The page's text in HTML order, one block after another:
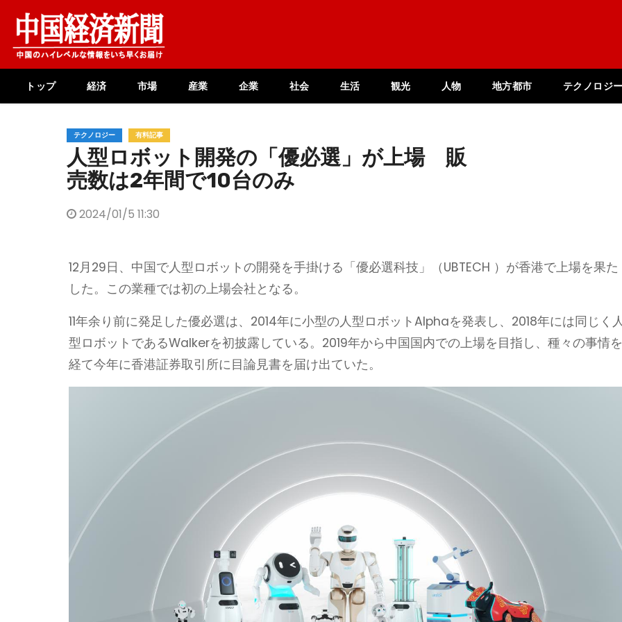
content
トップ 経済 市場 産業 企業 社会 生活 観光 人物 地方都市 テクノロジ
テクノロジー 有料記事
人型ロボット開発の「優必選」が上場 販
売数は2年間で10台のみ
2024/01/5 11:30
12月29日、中国で人型ロボットの開発を手掛ける「優必選科技」（UBTECH ）が香港で上場を果た
した。この業種では初の上場会社となる。
11年余り前に発足した優必選は、2014年に小型の人型ロボットAlphaを発表し、2018年には同じく
型ロボットであるWalkerを初披露している。2019年から中国国内での上場を目指し、種々の事情
経て今年に香港証券取引所に目論見書を届け出ていた。